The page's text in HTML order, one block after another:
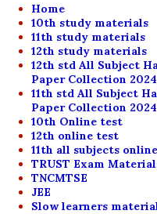
Home
10th study materials
11th study materials
12th study materials
12th std All Subject
Paper Collection
11th std All Subject
Paper Collection
10th Online test
12th online test
11th all subjects
TRUST Exam
TNCMTSE
JEE
Slow learners